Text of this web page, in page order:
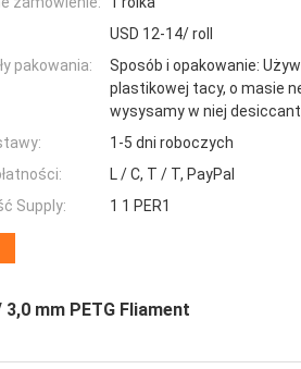
USD 12-14/ roll
pakowania:
Sposób i opakowanie:
plastikowej tacy, o masie
wysysamy w niej
1-5 dni roboczych
L / C, T / T, PayPal
Supply:
1 1 PER1
mm PETG Fliament